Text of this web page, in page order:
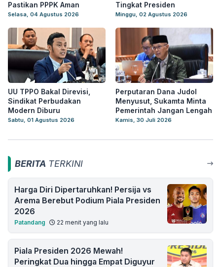
Pastikan PPPK Aman
Selasa, 04 Agustus 2026
Tingkat Presiden
Minggu, 02 Agustus 2026
UU TPPO Bakal Direvisi,
Sindikat Perbudakan
Modern Diburu
Sabtu, 01 Agustus 2026
Perputaran Dana Judol
Menyusut, Sukamta Minta
Pemerintah Jangan Lengah
Kamis, 30 Juli 2026
BERITA TERKINI
Harga Diri Dipertaruhkan! Persija vs
Arema Berebut Podium Piala Presiden
2026
Patandang 22 menit yang lalu
Piala Presiden 2026 Mewah!
Peringkat Dua hingga Empat Diguyur